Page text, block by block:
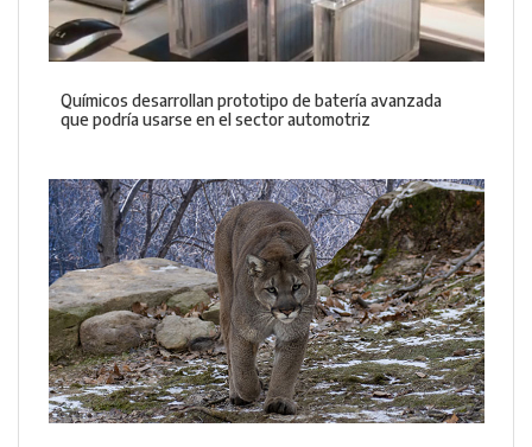
Químicos desarrollan prototipo de batería avanzada
que podría usarse en el sector automotriz